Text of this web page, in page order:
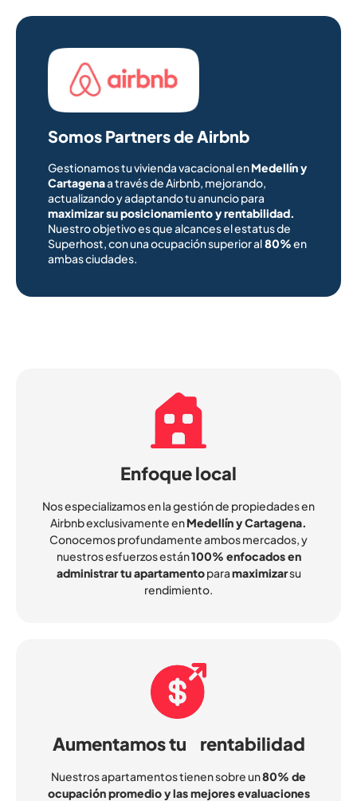
Somos Partners de Airbnb
Gestionamos tu vivienda vacacional enMedellín y
Cartagenaa través de Airbnb, mejorando,
actualizando y adaptando tu anuncio para
maximizar su posicionamiento y rentabilidad.
Nuestro objetivo es que alcances el estatus de
Superhost, con una ocupación superior al80%en
ambas ciudades.
Enfoque local
Nos especializamos en la gestión de propiedades en
Airbnb exclusivamente enMedellín y Cartagena.
Conocemos profundamente ambos mercados, y
nuestros esfuerzos están100% enfocados en
administrar tu apartamentoparamaximizarsu
rendimiento.
Aumentamos tu rentabilidad
Nuestros apartamentos tienen sobre un80% de
ocupación promedio y las mejores evaluaciones